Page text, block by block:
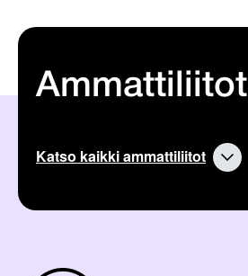
n
i
k
i
Ammattiliitot
Katso kaikki ammattiliitot